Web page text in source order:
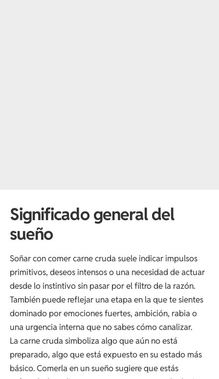
Significado general del
sueño
Soñar con comer carne cruda suele indicar impulsos
primitivos, deseos intensos o una necesidad de actuar
desde lo instintivo sin pasar por el filtro de la razón.
También puede reflejar una etapa en la que te sientes
dominado por emociones fuertes, ambición, rabia o
una urgencia interna que no sabes cómo canalizar.
La carne cruda simboliza algo que aún no está
preparado, algo que está expuesto en su estado más
básico. Comerla en un sueño sugiere que estás